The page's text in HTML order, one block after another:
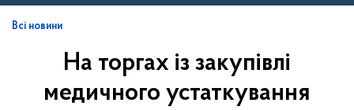
вВсі новини
На торгах із закупівлі
медичного устаткування